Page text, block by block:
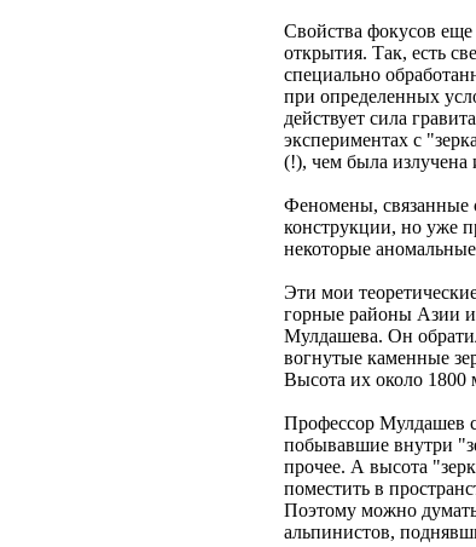
Свойства фокусов
открытия. Так, есть
специально
при определенных
действует сила
экспериментах с
(!), чем была излучена
Феномены, связанные
конструкции, но уже
некоторые
Эти мои
горные районы Азии
Мулдашева. Он
вогнутые каменные
Высота их около 1800
Профессор Мулдашев
побывавшие внутри
прочее. А высота
поместить в
Поэтому можно
альпинистов,